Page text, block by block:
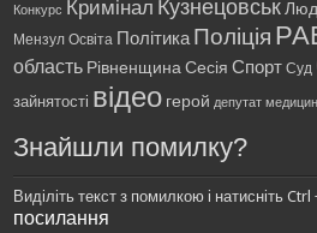
Конкурс Кримінал Кузнецовськ
Мензул Освіта Політика Поліція
область Рівненщина Сесія Спорт Суд
зайнятості відео герой депутат
Знайшли помилку?
Виділіть текст з помилкою і натисніть Ctrl
посилання